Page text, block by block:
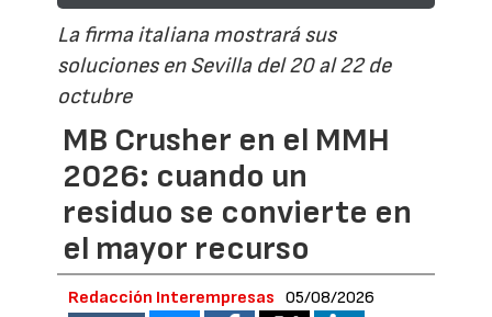
La firma italiana mostrará sus
soluciones en Sevilla del 20 al 22 de
octubre
MB Crusher en el MMH
2026: cuando un
residuo se convierte en
el mayor recurso
Redacción Interempresas 05/08/2026